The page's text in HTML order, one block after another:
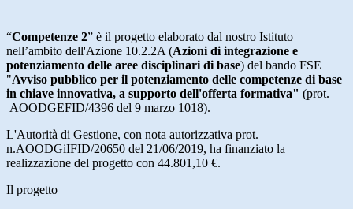
“Competenze 2” è il progetto elaborato dal nostro Istituto
nell’ambito dell'Azione 10.2.2A (Azioni di integrazione e
potenziamento delle aree disciplinari di base) del bando FSE
"Avviso pubblico per il potenziamento delle competenze di base
in chiave innovativa, a supporto dell'offerta formativa" (prot.
AOODGEFID/4396 del 9 marzo 1018).
L'Autorità di Gestione, con nota autorizzativa prot.
n.AOODGiIFID/20650 del 21/06/2019, ha finanziato la
realizzazione del progetto con 44.801,10 €.
Il progetto